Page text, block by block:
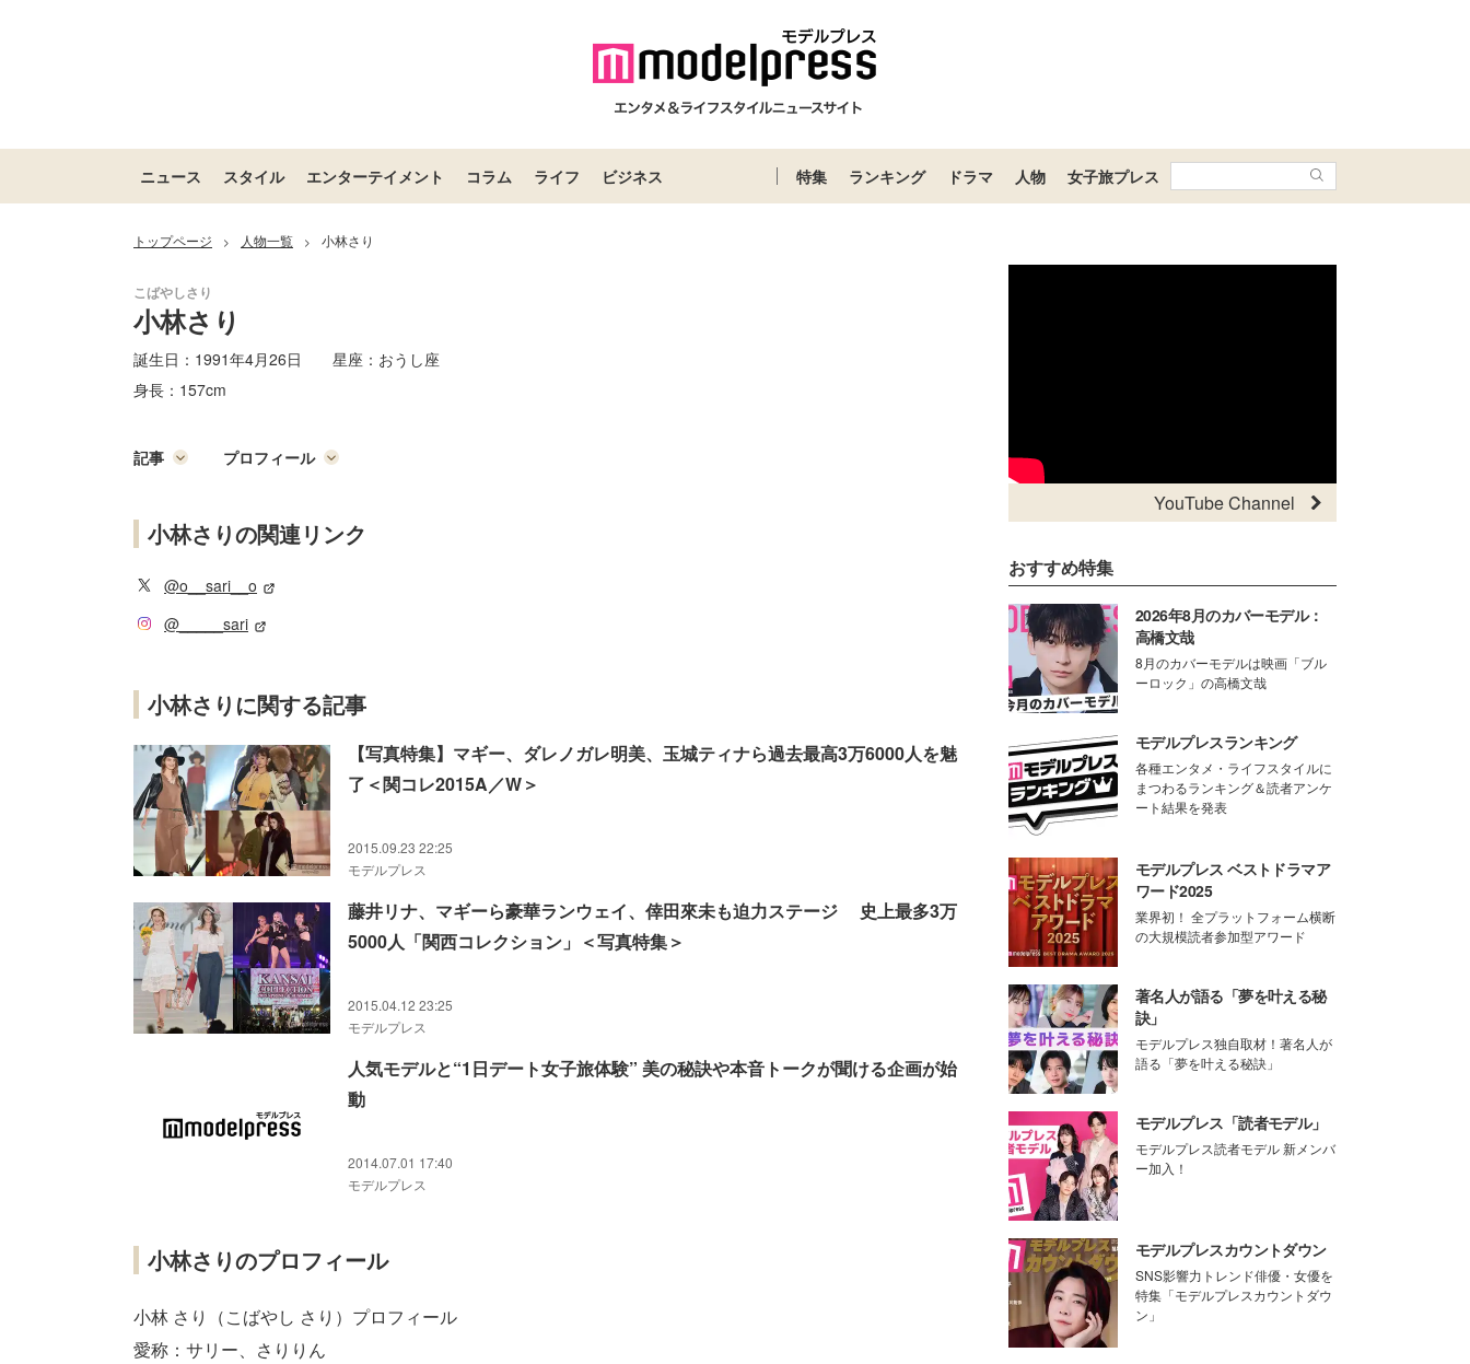
ニュース スタイル エンターテイメント コラム ライフ ビジネス 特集 ランキング ドラマ 人物 女子旅プレス
トップページ > 人物一覧 > 小林さり
小林さり
誕生日： 1991年4月26日 星座： おうし座
身長： 157cm
記事 プロフィール
小林さりの関連リンク
@o__sari__o
@_____sari
小林さりに関する記事
【写真特集】マギー、ダレノガレ明美、玉城ティナら過去最高3万6000人を魅
了＜関コレ2015A／W＞
2015.09.23 22:25
モデルプレス
藤井リナ、マギーら豪華ランウェイ、倖田來未も迫力ステージ 史上最多3万
5000人「関西コレクション」＜写真特集＞
2015.04.12 23:25
モデルプレス
人気モデルと“1日デート女子旅体験” 美の秘訣や本音トークが聞ける企画が始
動
2014.07.01 17:40
モデルプレス
小林さりのプロフィール
小林 さり（こばやし さり）プロフィール
愛称：サリー、さりりん
YouTube Channel
おすすめ特集
2026年8月のカバーモデル：
高橋文哉
8月のカバーモデルは映画「ブル
ーロック」の高橋文哉
モデルプレスランキング
各種エンタメ・ライフスタイルに
まつわるランキング＆読者アンケ
ート結果を発表
モデルプレス ベストドラマア
ワード2025
業界初！ 全プラットフォーム横断
の大規模読者参加型アワード
著名人が語る「夢を叶える秘
訣」
モデルプレス独自取材！著名人が
語る「夢を叶える秘訣」
モデルプレス「読者モデル」
モデルプレス読者モデル 新メンバ
ー加入！
モデルプレスカウントダウン
SNS影響力トレンド俳優・女優を
特集「モデルプレスカウントダウ
ン」